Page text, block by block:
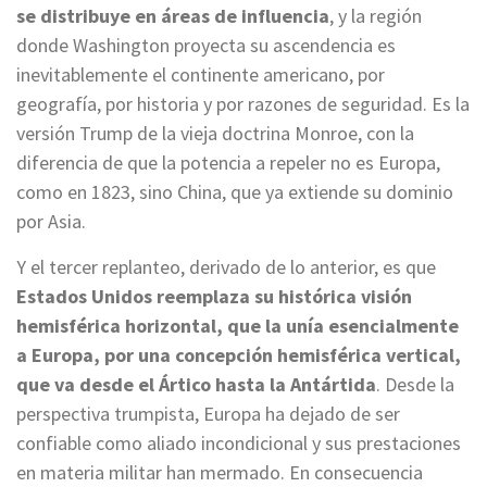
se distribuye en áreas de influencia, y la región
donde Washington proyecta su ascendencia es
inevitablemente el continente americano, por
geografía, por historia y por razones de seguridad. Es la
versión Trump de la vieja doctrina Monroe, con la
diferencia de que la potencia a repeler no es Europa,
como en 1823, sino China, que ya extiende su dominio
por Asia.
Y el tercer replanteo, derivado de lo anterior, es que
Estados Unidos reemplaza su histórica visión
hemisférica horizontal, que la unía esencialmente
a Europa, por una concepción hemisférica vertical,
que va desde el Ártico hasta la Antártida. Desde la
perspectiva trumpista, Europa ha dejado de ser
confiable como aliado incondicional y sus prestaciones
en materia militar han mermado. En consecuencia